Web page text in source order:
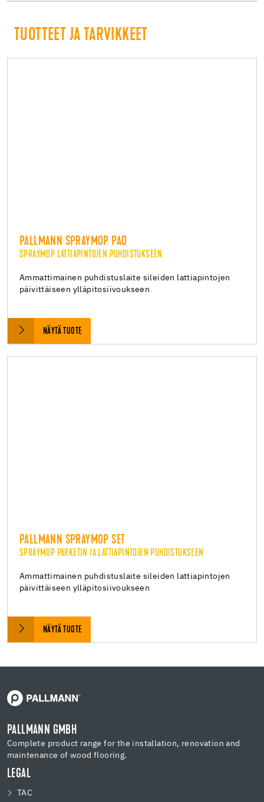
TUOTTEET JA TARVIKKEET
PALLMANN SPRAYMOP PAD
SPRAYMOP LATTIAPINTOJEN PUHDISTUKSEEN
Ammattimainen puhdistuslaite sileiden lattiapintojen
päivittäiseen ylläpitosiivoukseen
NÄYTÄ TUOTE
PALLMANN SPRAYMOP SET
SPRAYMOP PARKETIN JA LATTIAPINTOJEN PUHDISTUKSEEN
Ammattimainen puhdistuslaite sileiden lattiapintojen
päivittäiseen ylläpitosiivoukseen
NÄYTÄ TUOTE
PALLMANN GMBH
Complete product range for the installation, renovation and
maintenance of wood flooring.
LEGAL
TAC